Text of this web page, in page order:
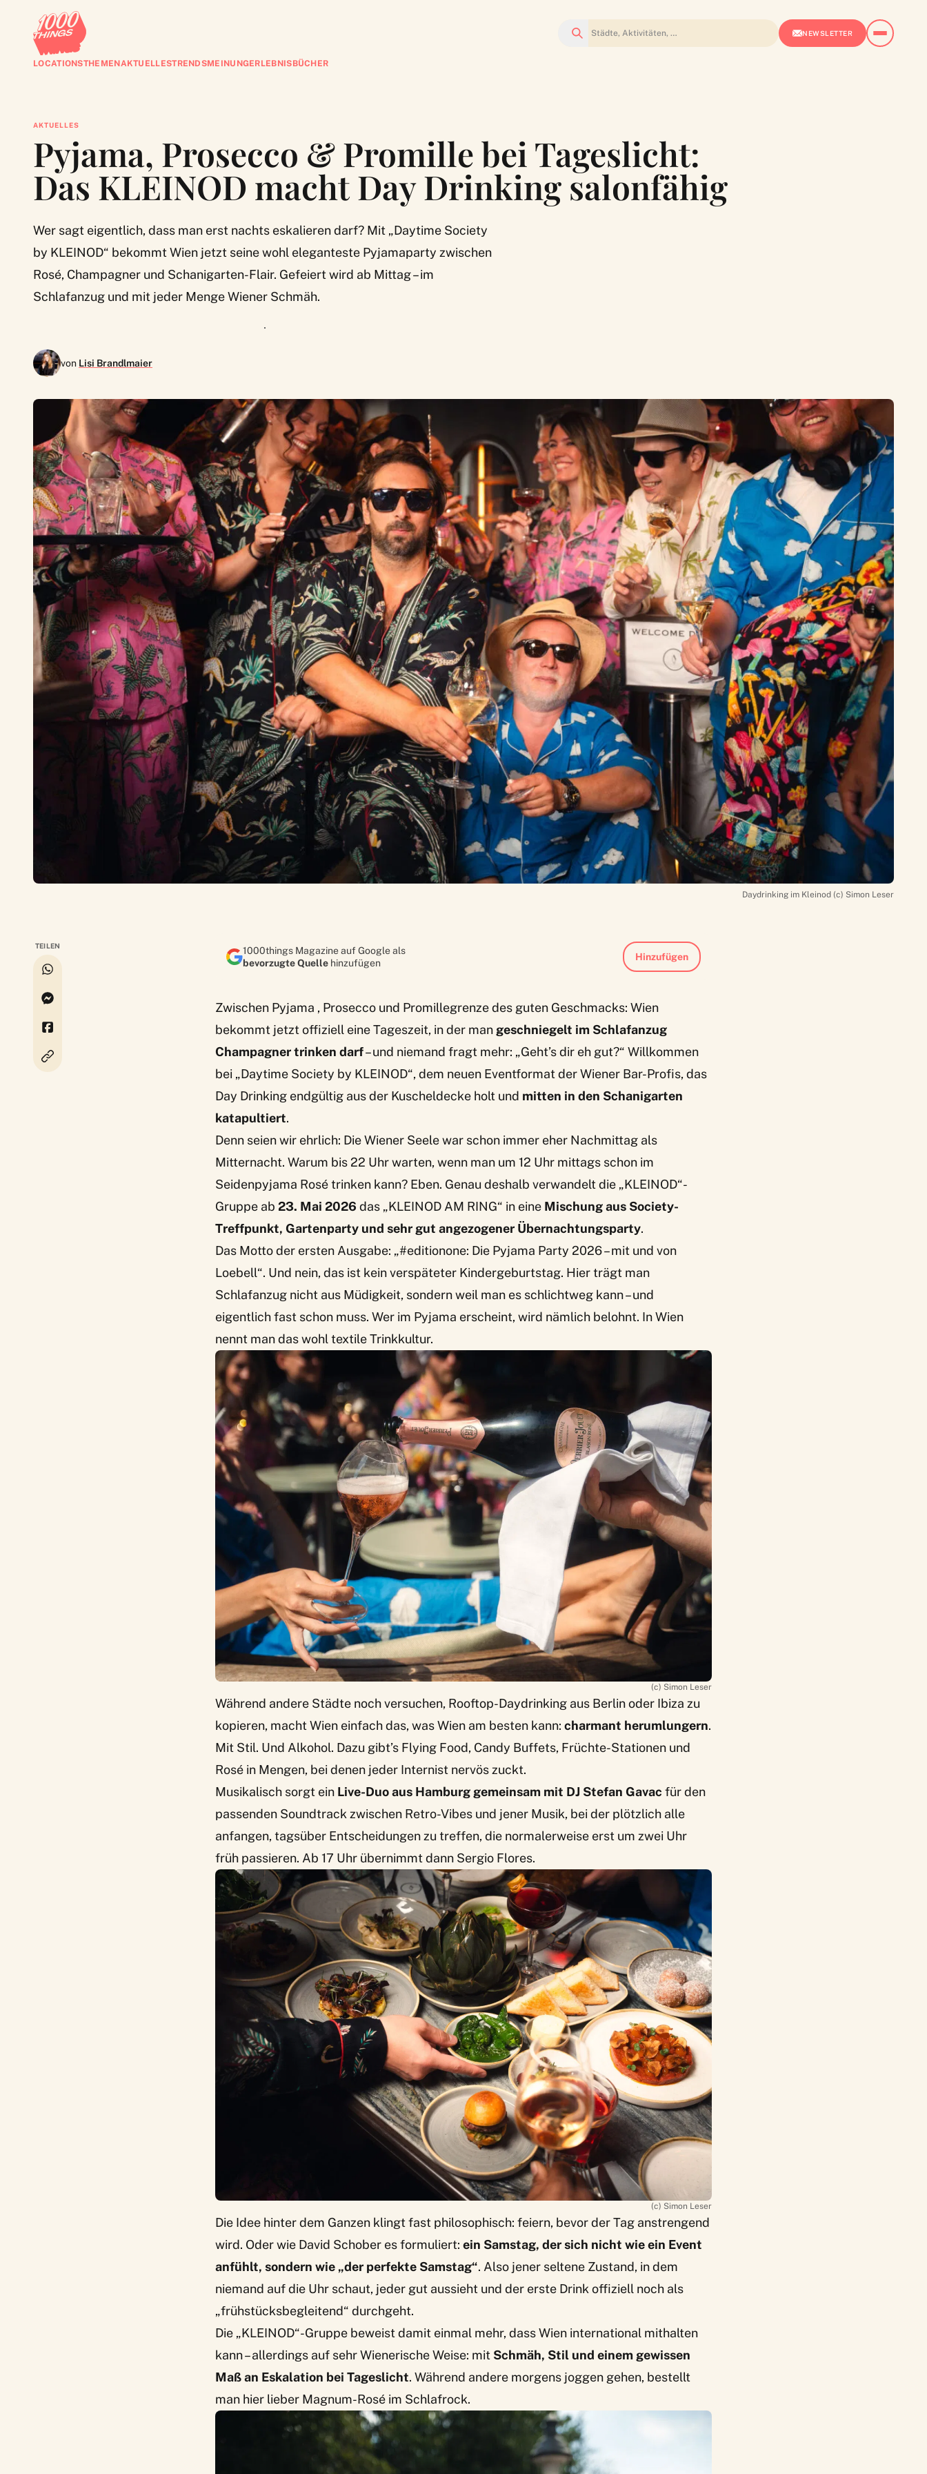
Suchen NEWSLETTER
LOCATIONSTHEMENAKTUELLESTRENDSMEINUNGERLEBNISBÜCHER
AKTUELLES
Pyjama, Prosecco & Promille bei Tageslicht:
Das KLEINOD macht Day Drinking salonfähig
Wer sagt eigentlich, dass man erst nachts eskalieren darf? Mit „Daytime Society
by KLEINOD“ bekommt Wien jetzt seine wohl eleganteste Pyjamaparty zwischen
Rosé, Champagner und Schanigarten-Flair. Gefeiert wird ab Mittag – im
Schlafanzug und mit jeder Menge Wiener Schmäh.
von Lisi Brandlmaier
Daydrinking im Kleinod (c) Simon Leser
TEILEN
1000things Magazine auf Google als
bevorzugte Quelle hinzufügen
Hinzufügen
Zwischen Pyjama , Prosecco und Promillegrenze des guten Geschmacks: Wien
bekommt jetzt offiziell eine Tageszeit, in der man geschniegelt im Schlafanzug
Champagner trinken darf– und niemand fragt mehr: „Geht’s dir eh gut?“ Willkommen
bei „Daytime Society by KLEINOD“, dem neuen Eventformat der Wiener Bar-Profis, das
Day Drinking endgültig aus der Kuscheldecke holt und mitten in den Schanigarten
katapultiert.
Denn seien wir ehrlich: Die Wiener Seele war schon immer eher Nachmittag als
Mitternacht. Warum bis 22 Uhr warten, wenn man um 12 Uhr mittags schon im
Seidenpyjama Rosé trinken kann? Eben. Genau deshalb verwandelt die „KLEINOD“-
Gruppe ab 23. Mai 2026 das „KLEINOD AM RING“ in eine Mischung aus Society-
Treffpunkt, Gartenparty und sehr gut angezogener Übernachtungsparty.
Das Motto der ersten Ausgabe: „#editionone: Die Pyjama Party 2026 – mit und von
Loebell“. Und nein, das ist kein verspäteter Kindergeburtstag. Hier trägt man
Schlafanzug nicht aus Müdigkeit, sondern weil man es schlichtweg kann – und
eigentlich fast schon muss. Wer im Pyjama erscheint, wird nämlich belohnt. In Wien
nennt man das wohl textile Trinkkultur.
(c) Simon Leser
Während andere Städte noch versuchen, Rooftop-Daydrinking aus Berlin oder Ibiza zu
kopieren, macht Wien einfach das, was Wien am besten kann: charmant herumlungern.
Mit Stil. Und Alkohol. Dazu gibt’s Flying Food, Candy Buffets, Früchte-Stationen und
Rosé in Mengen, bei denen jeder Internist nervös zuckt.
Musikalisch sorgt ein Live-Duo aus Hamburg gemeinsam mit DJ Stefan Gavac für den
passenden Soundtrack zwischen Retro-Vibes und jener Musik, bei der plötzlich alle
anfangen, tagsüber Entscheidungen zu treffen, die normalerweise erst um zwei Uhr
früh passieren. Ab 17 Uhr übernimmt dann Sergio Flores.
(c) Simon Leser
Die Idee hinter dem Ganzen klingt fast philosophisch: feiern, bevor der Tag anstrengend
wird. Oder wie David Schober es formuliert: ein Samstag, der sich nicht wie ein Event
anfühlt, sondern wie „der perfekte Samstag“. Also jener seltene Zustand, in dem
niemand auf die Uhr schaut, jeder gut aussieht und der erste Drink offiziell noch als
„frühstücksbegleitend“ durchgeht.
Die „KLEINOD“-Gruppe beweist damit einmal mehr, dass Wien international mithalten
kann – allerdings auf sehr Wienerische Weise: mit Schmäh, Stil und einem gewissen
Maß an Eskalation bei Tageslicht. Während andere morgens joggen gehen, bestellt
man hier lieber Magnum-Rosé im Schlafrock.